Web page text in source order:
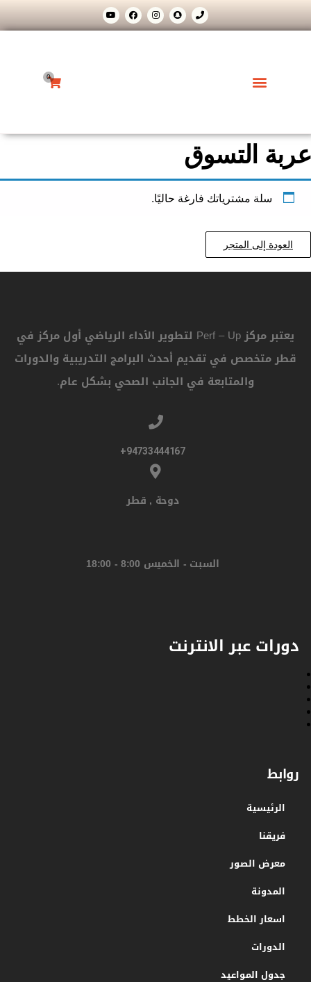
0
عربة التسوق
سلة مشترياتك فارغة حاليًا.
العودة إلى المتجر
يعتبر مركز Perf – Up لتطوير الأداء الرياضي أول مركز في
قطر متخصص في تقديم أحدث البرامج التدريبية والدورات
والمتابعة في الجانب الصحي بشكل عام.
94733444167+
دوحة , قطر
السبت - الخميس 8:00 - 18:00
دورات عبر الانترنت
روابط
الرئيسية
فريقنا
معرض الصور
المدونة
اسعار الخطط
الدورات
جدول المواعيد